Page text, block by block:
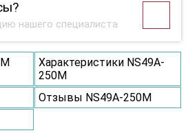
нашего специалиста
Характеристики NS49A-
250M
Отзывы NS49A-250M